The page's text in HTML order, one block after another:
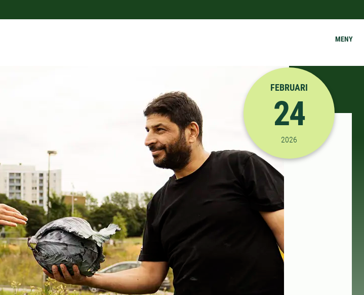
MENY
2026-02-24 08:30:00
FEBRUARI
24
2026